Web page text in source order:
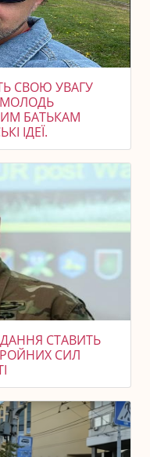
СВОЮ УВАГУ
БАТЬКАМ
ІДЕЇ.
СТАВИТЬ
СИЛ